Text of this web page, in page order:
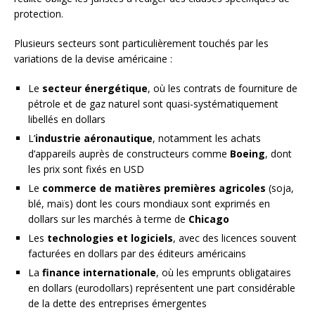
protection.
Plusieurs secteurs sont particulièrement touchés par les
variations de la devise américaine :
Le secteur énergétique, où les contrats de fourniture de
pétrole et de gaz naturel sont quasi-systématiquement
libellés en dollars
L’industrie aéronautique, notamment les achats
d’appareils auprès de constructeurs comme Boeing, dont
les prix sont fixés en USD
Le commerce de matières premières agricoles (soja,
blé, maïs) dont les cours mondiaux sont exprimés en
dollars sur les marchés à terme de Chicago
Les technologies et logiciels, avec des licences souvent
facturées en dollars par des éditeurs américains
La finance internationale, où les emprunts obligataires
en dollars (eurodollars) représentent une part considérable
de la dette des entreprises émergentes